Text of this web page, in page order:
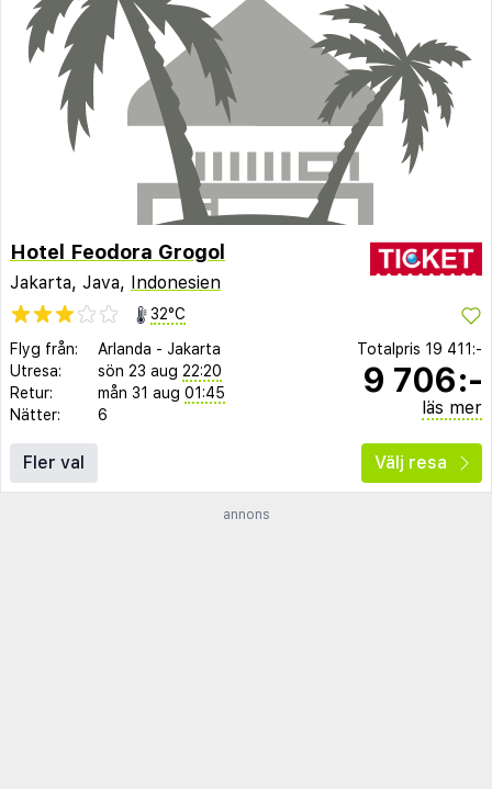
Hotel Feodora Grogol
Jakarta, Java, Indonesien
32°C
Flyg från:
Arlanda - Jakarta
Utresa:
sön 23 aug 22:20
Retur:
mån 31 aug 01:45
Nätter:
6
Totalpris 19 411:-
9 706:-
läs mer
Fler val Välj resa
annons